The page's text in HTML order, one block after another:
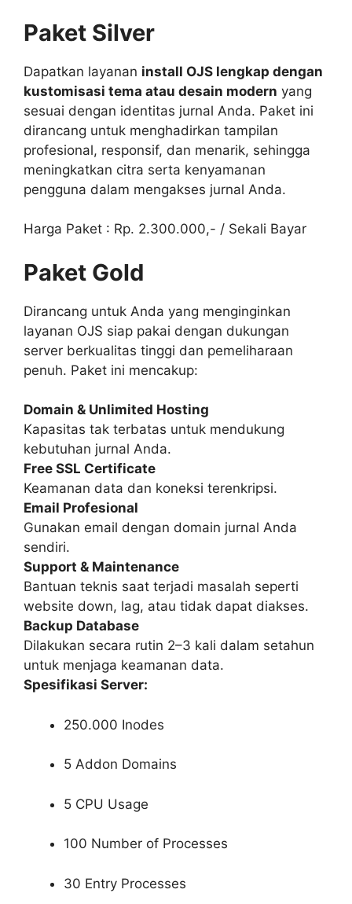
Paket Silver
Dapatkan layanan install OJS lengkap dengan
kustomisasi tema atau desain modern yang
sesuai dengan identitas jurnal Anda. Paket ini
dirancang untuk menghadirkan tampilan
profesional, responsif, dan menarik, sehingga
meningkatkan citra serta kenyamanan
pengguna dalam mengakses jurnal Anda.
Harga Paket : Rp. 2.300.000,- / Sekali Bayar
Paket Gold
Dirancang untuk Anda yang menginginkan
layanan OJS siap pakai dengan dukungan
server berkualitas tinggi dan pemeliharaan
penuh. Paket ini mencakup:
Domain & Unlimited Hosting
Kapasitas tak terbatas untuk mendukung
kebutuhan jurnal Anda.
Free SSL Certificate
Keamanan data dan koneksi terenkripsi.
Email Profesional
Gunakan email dengan domain jurnal Anda
sendiri.
Support & Maintenance
Bantuan teknis saat terjadi masalah seperti
website down, lag, atau tidak dapat diakses.
Backup Database
Dilakukan secara rutin 2–3 kali dalam setahun
untuk menjaga keamanan data.
Spesifikasi Server:
250.000 Inodes
5 Addon Domains
5 CPU Usage
100 Number of Processes
30 Entry Processes